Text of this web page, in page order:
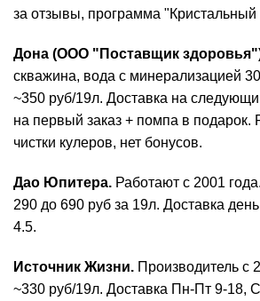
за отзывы, программа "Кристальный
Дона (ООО "Поставщик
скважина, вода с минерализацией
~350 руб/19л. Доставка на
на первый заказ + помпа в подарок.
чистки кулеров, нет бонусов.
Дао Юпитера. Работают с 2001
290 до 690 руб за 19л. Доставка
4.5.
Источник Жизни. Производитель с
~330 руб/19л. Доставка Пн-Пт 9-18,